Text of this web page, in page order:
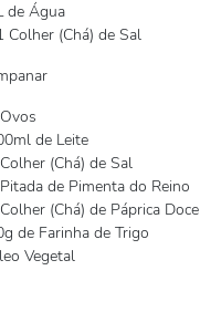
de Água
Colher (Chá) de Sal
de Leite
(Chá) de Sal
de Pimenta do Reino
(Chá) de Páprica Doce
de Farinha de Trigo
Vegetal